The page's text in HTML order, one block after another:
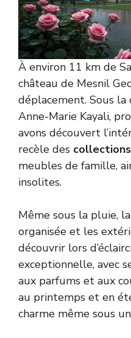
À environ 11 km de
château de Mesnil
déplacement. Sous la
Anne-Marie Kayali,
avons découvert
recèle des
meubles de famille,
insolites.
Même sous la pluie,
organisée et les
découvrir lors
exceptionnelle, avec
aux parfums et aux
au printemps et en
charme même sous